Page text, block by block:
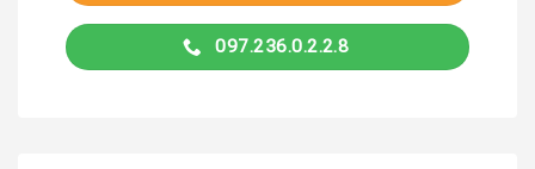
097.236.0.2.2.8